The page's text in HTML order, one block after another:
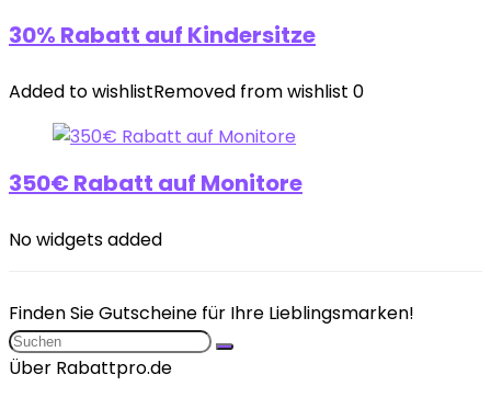
30% Rabatt auf Kindersitze
Added to wishlistRemoved from wishlist 0
350€ Rabatt auf Monitore
No widgets added
Finden Sie Gutscheine für Ihre Lieblingsmarken!
Über Rabattpro.de